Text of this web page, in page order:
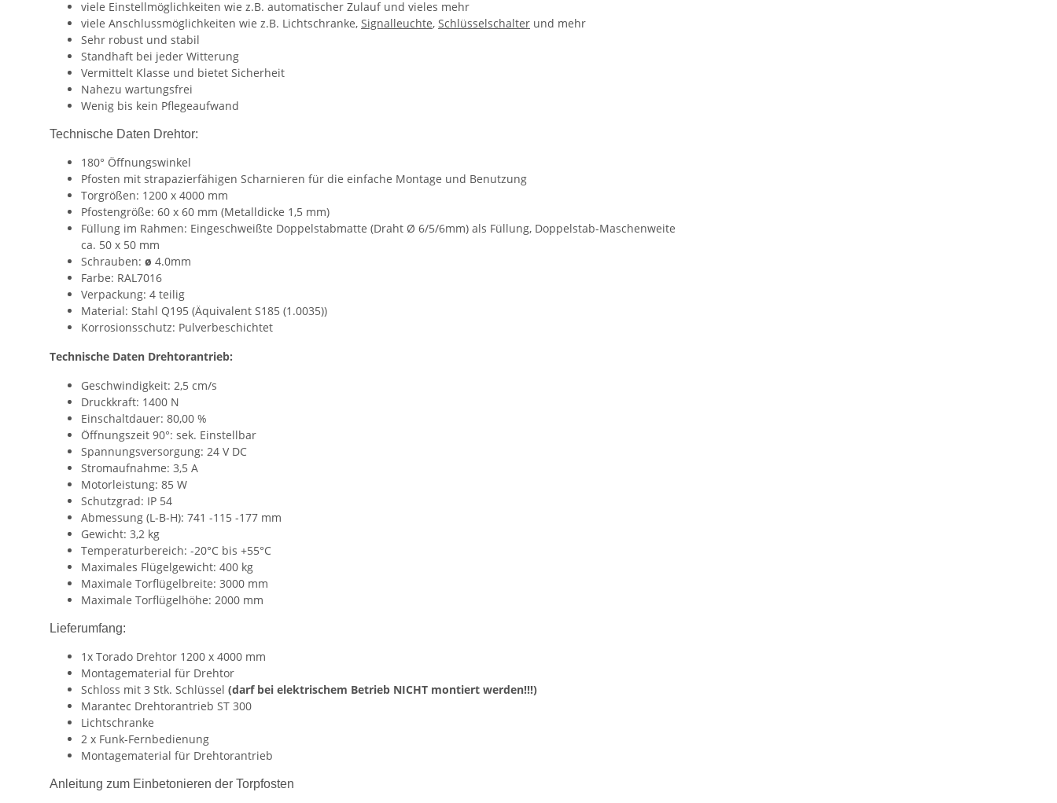
viele Einstellmöglichkeiten wie z.B. automatischer Zulauf und vieles mehr
viele Anschlussmöglichkeiten wie z.B. Lichtschranke, Signalleuchte, Schlüsselschalter und mehr
Sehr robust und stabil
Standhaft bei jeder Witterung
Vermittelt Klasse und bietet Sicherheit
Nahezu wartungsfrei
Wenig bis kein Pflegeaufwand
Technische Daten Drehtor:
180° Öffnungswinkel
Pfosten mit strapazierfähigen Scharnieren für die einfache Montage und Benutzung
Torgrößen: 1200 x 4000 mm
Pfostengröße: 60 x 60 mm (Metalldicke 1,5 mm)
Füllung im Rahmen: Eingeschweißte Doppelstabmatte (Draht Ø 6/5/6mm) als Füllung, Doppelstab-Maschenweite
ca. 50 x 50 mm
Schrauben: ø 4.0mm
Farbe: RAL7016
Verpackung: 4 teilig
Material: Stahl Q195 (Äquivalent S185 (1.0035))
Korrosionsschutz: Pulverbeschichtet
Technische Daten Drehtorantrieb:
Geschwindigkeit: 2,5 cm/s
Druckkraft: 1400 N
Einschaltdauer: 80,00 %
Öffnungszeit 90°: sek. Einstellbar
Spannungsversorgung: 24 V DC
Stromaufnahme: 3,5 A
Motorleistung: 85 W
Schutzgrad: IP 54
Abmessung (L-B-H): 741 -115 -177 mm
Gewicht: 3,2 kg
Temperaturbereich: -20°C bis +55°C
Maximales Flügelgewicht: 400 kg
Maximale Torflügelbreite: 3000 mm
Maximale Torflügelhöhe: 2000 mm
Lieferumfang:
1x Torado Drehtor 1200 x 4000 mm
Montagematerial für Drehtor
Schloss mit 3 Stk. Schlüssel (darf bei elektrischem Betrieb NICHT montiert werden!!!)
Marantec Drehtorantrieb ST 300
Lichtschranke
2 x Funk-Fernbedienung
Montagematerial für Drehtorantrieb
Anleitung zum Einbetonieren der Torpfosten